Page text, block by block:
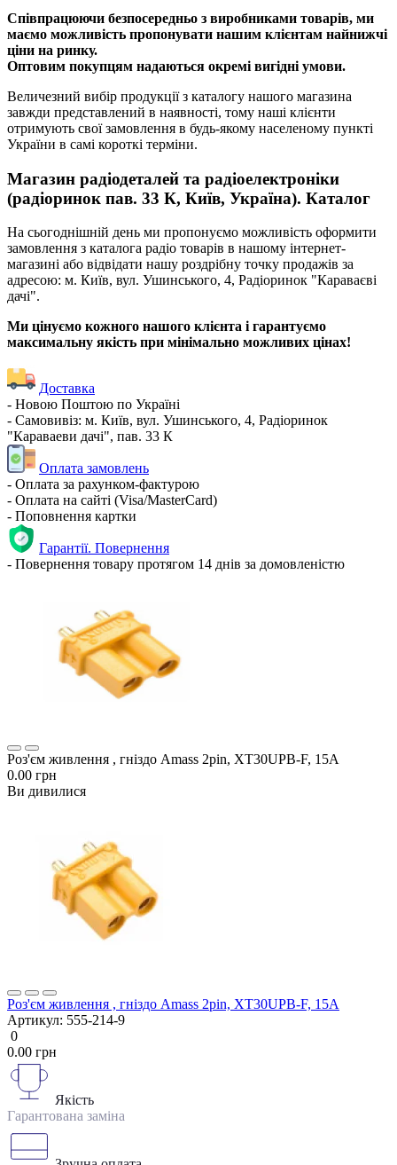
Співпрацюючи безпосередньо з виробниками товарів, ми
маємо можливість пропонувати нашим клієнтам найнижчі
ціни на ринку.
Оптовим покупцям надаються окремі вигідні умови.
Величезний вибір продукції з каталогу нашого магазина
завжди представлений в наявності, тому наші клієнти
отримують свої замовлення в будь-якому населеному пункті
України в самі короткі терміни.
Магазин радіодеталей та радіоелектроніки
(радіоринок пав. 33 К, Київ, Україна). Каталог
На сьогоднішній день ми пропонуємо можливість оформити
замовлення з каталога радіо товарів в нашому інтернет-
магазині або відвідати нашу роздрібну точку продажів за
адресою: м. Київ, вул. Ушинського, 4, Радіоринок "Караваєві
дачі".
Ми цінуємо кожного нашого клієнта і гарантуємо
максимальну якість при мінімально можливих цінах!
Доставка
- Новою Поштою по Україні
- Самовивіз: м. Київ, вул. Ушинського, 4, Радіоринок
"Караваеви дачі", пав. 33 К
Оплата замовлень
- Оплата за рахунком-фактурою
- Оплата на сайті (Visa/MasterCard)
- Поповнення картки
Гарантії. Повернення
- Повернення товару протягом 14 днів за домовленістю
Роз'єм живлення , гніздо Amass 2pin, XT30UPB-F, 15A
0.00 грн
Ви дивилися
Роз'єм живлення , гніздо Amass 2pin, XT30UPB-F, 15A
Артикул: 555-214-9
0
0.00 грн
Якість
Гарантована заміна